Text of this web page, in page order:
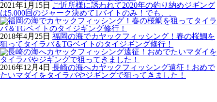
2021年1月15日 ご近所様に誘われて2020年の釣り納めジギング
は5,000回のジャーク決めて1バイトのみ！でも、、
2018年4月25日 福岡の海でカヤックフィッシング！春の桜鯛を
狙ってタイラバ＆TGベイトのタイジギング修行！
2016年12月4日 長崎の海へカヤックフィッシング遠征！おめで
たいマダイをタイラバやジギングで狙ってきました！